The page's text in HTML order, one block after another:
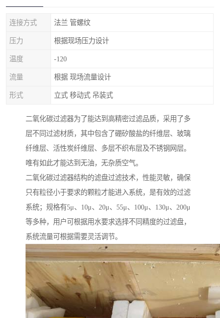
连接方式 法兰 管螺纹
压力 根据现场压力设计
温度 -120
流量 根据 现场流量设计
形式 立式 移动式 吊装式
二氧化碳过滤器为了能达到高精密过滤品质，采用了多
层不同过滤材质，其中包含了硼矽酸盐的纤维层、玻璃
纤维层、活性炭纤维层、多层不织布层及不锈钢网层。
唯有如此才能达到无油，无杂质空气。
二氧化碳过滤器结构的滤盘过滤技术，性能灵敏，确保
只有粒径小于要求的颗粒才能进入系统，是有效的过滤
系统；规格有5μ、10μ、20μ、55μ、100μ、130μ、200μ
等多种，用户可根据用水要求选择不同精度的过滤盘，
系统流量可根据需要灵活调节。